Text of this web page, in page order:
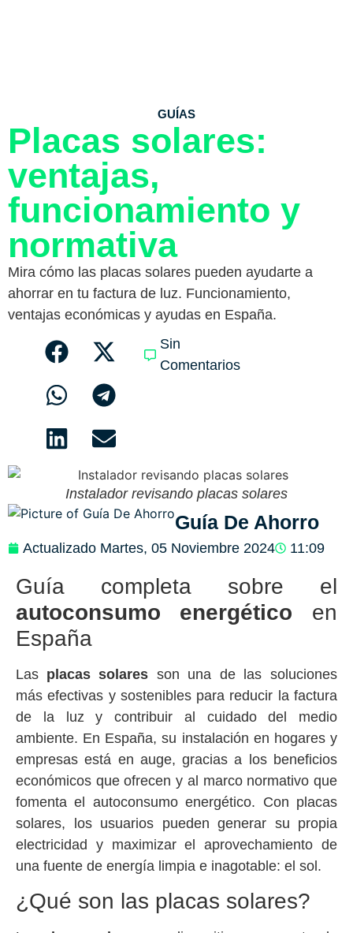
GUÍAS
Placas solares:
ventajas,
funcionamiento y
normativa
Mira cómo las placas solares pueden ayudarte a
ahorrar en tu factura de luz. Funcionamiento,
ventajas económicas y ayudas en España.
Sin
Comentarios
Instalador revisando placas solares
Guía De Ahorro
Actualizado Martes, 05 Noviembre 2024 11:09
Guía completa sobre el
autoconsumo energético en
España
Las placas solares son una de las soluciones
más efectivas y sostenibles para reducir la factura
de la luz y contribuir al cuidado del medio
ambiente. En España, su instalación en hogares y
empresas está en auge, gracias a los beneficios
económicos que ofrecen y al marco normativo que
fomenta el autoconsumo energético. Con placas
solares, los usuarios pueden generar su propia
electricidad y maximizar el aprovechamiento de
una fuente de energía limpia e inagotable: el sol.
¿Qué son las placas solares?